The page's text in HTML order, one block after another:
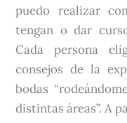
puedo realizar
tengan o dar
Cada persona
consejos de la
bodas
distintas áreas”. A